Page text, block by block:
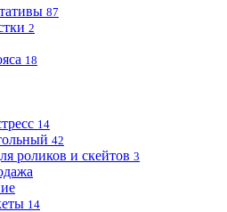
87
2
18
14
42
роликов и скейтов 3
14